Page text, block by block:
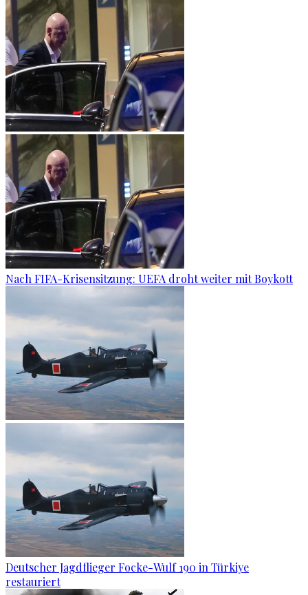
Nach FIFA-Krisensitzung: UEFA droht weiter mit Boykott
Deutscher Jagdflieger Focke-Wulf 190 in Türkiye
restauriert